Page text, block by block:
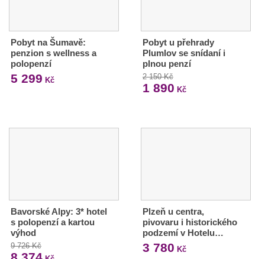
Pobyt na Šumavě:
penzion s wellness a
polopenzí
5 299 Kč
Pobyt u přehrady
Plumlov se snídaní i
plnou penzí
2 150 Kč
1 890 Kč
Bavorské Alpy: 3* hotel
s polopenzí a kartou
výhod
9 726 Kč
Plzeň u centra,
pivovaru i historického
podzemí v Hotelu…
3 780 Kč